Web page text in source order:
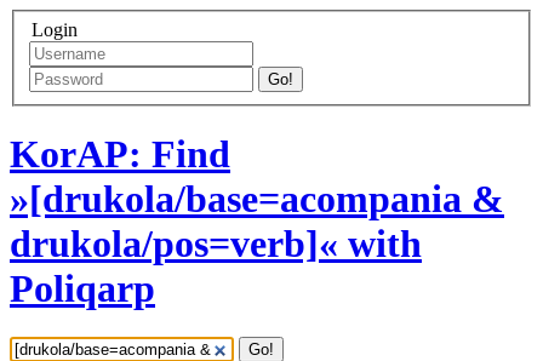
Login
Go!
KorAP: Find
»[drukola/base=acompania &
drukola/pos=verb]« with
Poliqarp
Go!